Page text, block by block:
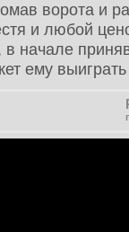
ворота и
и любой
начале
ему